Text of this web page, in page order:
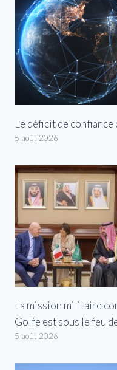
Le déficit de confiance
5 août 2026
La mission militaire
Golfe est sous le feu
5 août 2026